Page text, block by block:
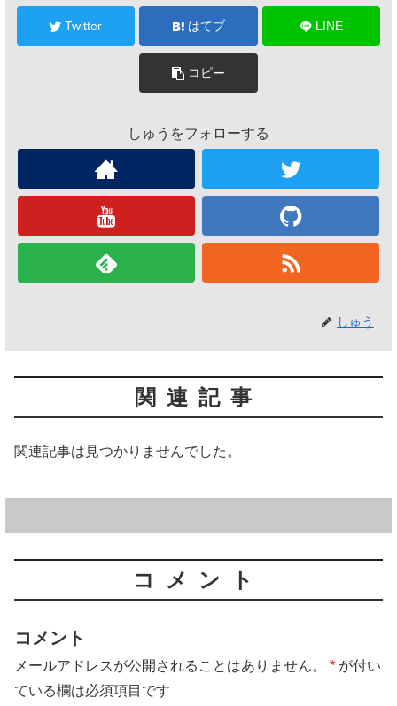
Twitter はてブ LINE
コピー
しゅうをフォローする
しゅう
関連記事
関連記事は見つかりませんでした。
コメント
コメント
メールアドレスが公開されることはありません。 * が付い
ている欄は必須項目です